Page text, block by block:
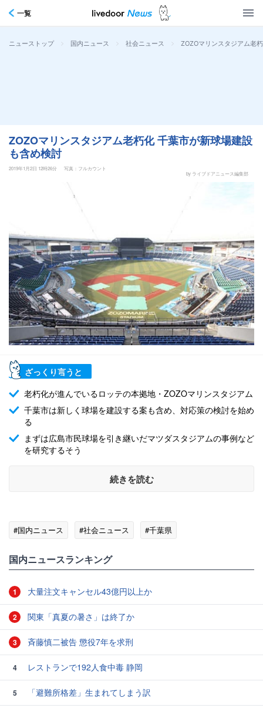
一覧
ニューストップ > 国内ニュース > 社会ニュース > ZOZOマリンスタジアム老
ZOZOマリンスタジアム老朽化 千葉市が新球場建設
も含め検討
2019年1月2日 12時26分
写真：フルカウント
by ライブドアニュース編集部
ざっくり言うと
老朽化が進んでいるロッテの本拠地・ZOZOマリンスタジアム
千葉市は新しく球場を建設する案も含め、対応策の検討を始め
る
まずは広島市民球場を引き継いだマツダスタジアムの事例など
を研究するそう
続きを読む
#国内ニュース #社会ニュース #千葉県
国内ニュースランキング
1 大量注文キャンセル43億円以上か
2 関東「真夏の暑さ」は終了か
3 斉藤慎二被告 懲役7年を求刑
4 レストランで192人食中毒 静岡
5
「避難所格差」生まれてしまう訳